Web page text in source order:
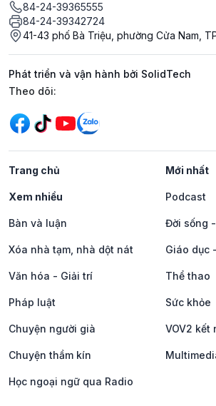
84-24-39365555
84-24-39342724
41-43 phố Bà Triệu, phường Cửa Nam,
Phát triển và vận hành bởi SolidTech
Mạng xã hội
Theo dõi:
Trang chủ Mới nhất
Xem nhiều Podcast
Bàn và luận Đời sống
Xóa nhà tạm, nhà dột nát Giáo dục
Văn hóa - Giải trí Thể thao
Pháp luật Sức khỏe
Chuyện người già VOV2 kết
Chuyện thầm kín
Học ngoại ngữ qua Radio